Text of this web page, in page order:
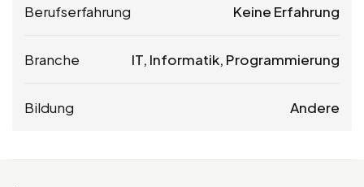
Berufserfahrung Keine Erfahrung
Branche IT, Informatik, Programmierung
Bildung Andere